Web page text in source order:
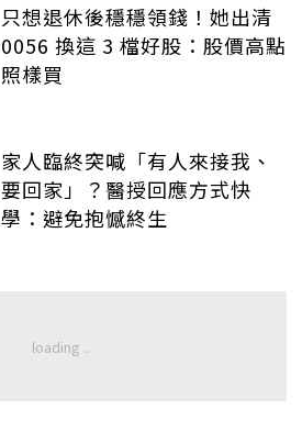
只想退休後穩穩領錢！她出清
0056 換這 3 檔好股：股價高點
照樣買
家人臨終突喊「有人來接我、
要回家」？醫授回應方式快
學：避免抱憾終生